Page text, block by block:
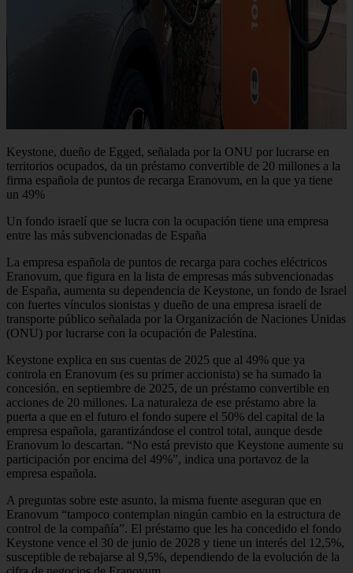
Keystone, dueño de Egged, señalada por la ONU por lucrarse en
territorios ocupados, da un préstamo convertible de 20 millones a la
firma española de puntos de recarga Eranovum, en la que ya tiene
un 49%
Un fondo israelí que se lucra con la ocupación tiene una empresa
entre las más subvencionadas de España
La empresa española de puntos de recarga para coches eléctricos
Eranovum, que figura en la lista de empresas más subvencionadas
de España, aumenta su dependencia de Keystone, un fondo de Israel
con fuertes vínculos sionistas y dueño de una empresa israelí de
transporte público señalada por la Organización de Naciones Unidas
(ONU) por lucrarse con la ocupación de Palestina.
Keystone explica en sus cuentas de 2025 que al 49% que ya
controla en Eranovum (es su primer accionista) se ha sumado la
concesión, en septiembre de 2025, de un préstamo convertible en
acciones de 20 millones. La naturaleza de ese préstamo abre la
puerta a que en el futuro el fondo supere el 50% del capital de la
empresa española, garantizándose el control total, aunque desde
Eranovum lo descartan. “No está previsto que Keystone aumente su
participación por encima del 49%”, indica una portavoz de la
empresa española.
A preguntas sobre este asunto, la misma fuente aseguran que en
Eranovum “tampoco contemplan ningún cambio en la estructura de
control de la compañía”. El préstamo que les ha concedido el fondo
Keystone vence el 30 de junio de 2028 y tiene un interés del 12,5%,
susceptible de rebajarse al 9,5%, dependiendo de la evolución de la